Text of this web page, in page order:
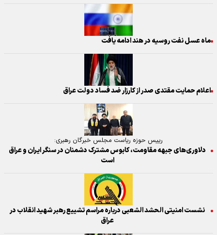
ماه عسل نفت روسیه در هند ادامه یافت
اعلام حمایت مقتدی صدر از کارزار ضد فساد دولت عراق
رییس حوزه ریاست مجلس خبرگان رهبری:
دلاوری‌های جبهه مقاومت، کابوس مشترک دشمنان در سنگر ایران و عراق
است
نشست امنیتی الحشد الشعبی درباره مراسم تشییع رهبر شهید انقلاب در
عراق